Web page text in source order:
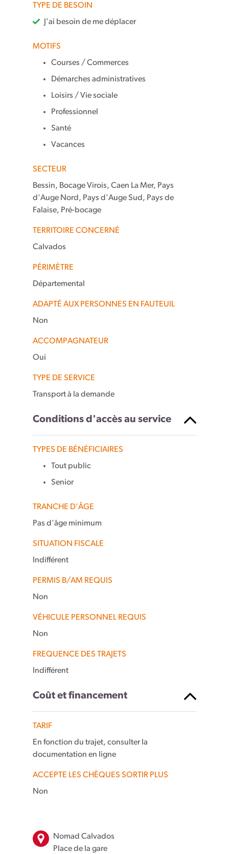
TYPE DE BESOIN
J'ai besoin de me déplacer
MOTIFS
Courses / Commerces
Démarches administratives
Loisirs / Vie sociale
Professionnel
Santé
Vacances
SECTEUR
Bessin, Bocage Virois, Caen La Mer, Pays
d'Auge Nord, Pays d'Auge Sud, Pays de
Falaise, Pré-bocage
TERRITOIRE CONCERNÉ
Calvados
PÉRIMÈTRE
Départemental
ADAPTÉ AUX PERSONNES EN FAUTEUIL
Non
ACCOMPAGNATEUR
Oui
TYPE DE SERVICE
Transport à la demande
Conditions d'accès au service
TYPES DE BÉNÉFICIAIRES
Tout public
Senior
TRANCHE D'ÂGE
Pas d'âge minimum
SITUATION FISCALE
Indifférent
PERMIS B/AM REQUIS
Non
VÉHICULE PERSONNEL REQUIS
Non
FREQUENCE DES TRAJETS
Indifférent
Coût et financement
TARIF
En fonction du trajet, consulter la
documentation en ligne
ACCEPTE LES CHÈQUES SORTIR PLUS
Non
Place de la Gare, Caen, France
+
−
Nomad Calvados
Place de la gare